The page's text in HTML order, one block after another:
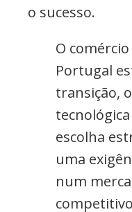
o sucesso.
O
Portugal
transição,
escolha
uma
num